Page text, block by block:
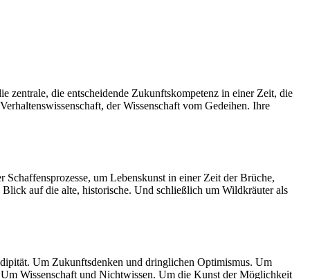
zentrale, die entscheidende Zukunftskompetenz in einer Zeit, die
der Wissenschaft vom Gedeihen. Ihre
um Lebenskunst in einer Zeit der Brüche,
auf die alte, historische. Und schließlich um Wildkräuter als
Um Zukunftsdenken und dringlichen Optimismus. Um
Wissenschaft und Nichtwissen. Um die Kunst der Möglichkeit